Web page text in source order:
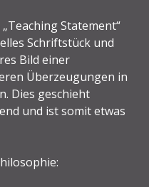
Statement“
Schriftstück und
Bild einer
Überzeugungen in
Dies geschieht
und ist somit etwas